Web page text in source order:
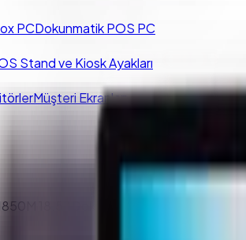
PCDokunmatik POS PC
Stand ve Kiosk Ayakları
Müşteri Ekranları
18.5'' Dokunmatik Bilgisayar I5